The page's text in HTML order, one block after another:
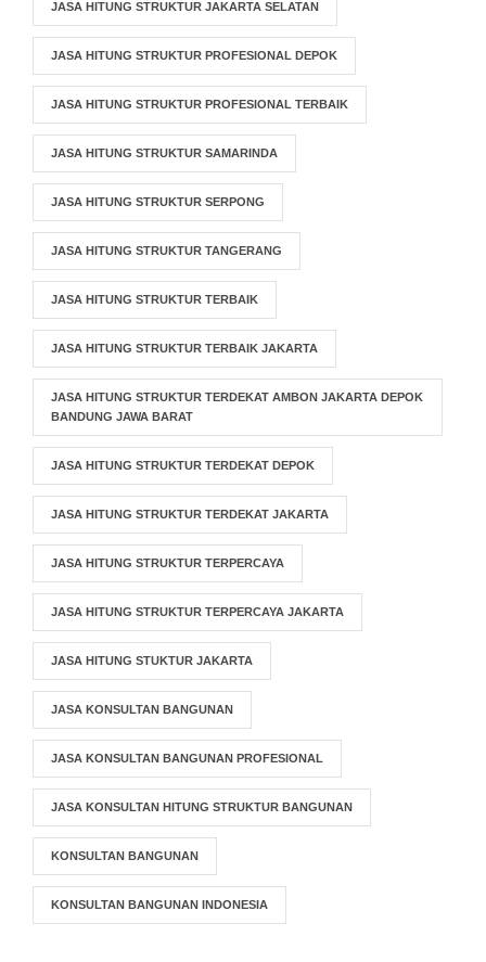
JASA HITUNG STRUKTUR JAKARTA SELATAN
JASA HITUNG STRUKTUR PROFESIONAL DEPOK
JASA HITUNG STRUKTUR PROFESIONAL TERBAIK
JASA HITUNG STRUKTUR SAMARINDA
JASA HITUNG STRUKTUR SERPONG
JASA HITUNG STRUKTUR TANGERANG
JASA HITUNG STRUKTUR TERBAIK
JASA HITUNG STRUKTUR TERBAIK JAKARTA
JASA HITUNG STRUKTUR TERDEKAT AMBON JAKARTA DEPOK
BANDUNG JAWA BARAT
JASA HITUNG STRUKTUR TERDEKAT DEPOK
JASA HITUNG STRUKTUR TERDEKAT JAKARTA
JASA HITUNG STRUKTUR TERPERCAYA
JASA HITUNG STRUKTUR TERPERCAYA JAKARTA
JASA HITUNG STUKTUR JAKARTA
JASA KONSULTAN BANGUNAN
JASA KONSULTAN BANGUNAN PROFESIONAL
JASA KONSULTAN HITUNG STRUKTUR BANGUNAN
KONSULTAN BANGUNAN
KONSULTAN BANGUNAN INDONESIA